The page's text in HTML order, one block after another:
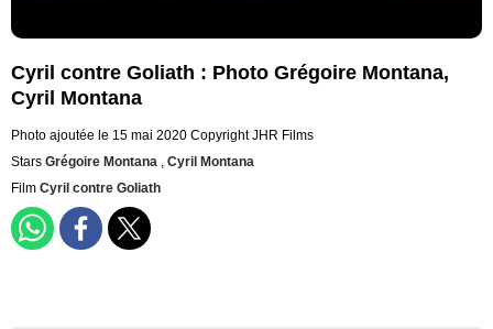
Cyril contre Goliath : Photo Grégoire Montana,
Cyril Montana
Photo ajoutée le 15 mai 2020 Copyright JHR Films
Stars Grégoire Montana , Cyril Montana
Film Cyril contre Goliath